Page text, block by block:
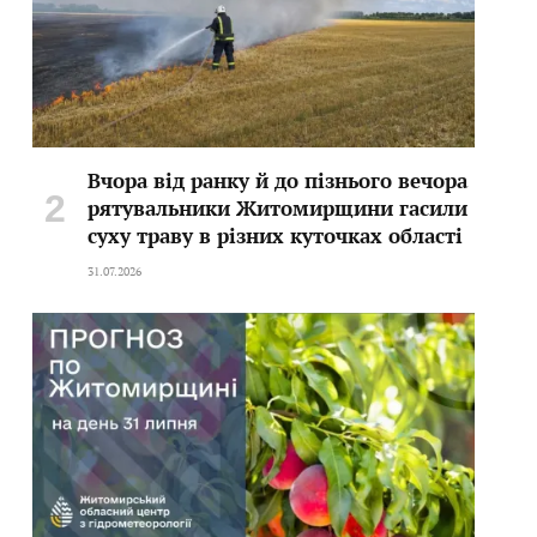
Вчора від ранку й до пізнього вечора
рятувальники Житомирщини гасили
суху траву в різних куточках області
31.07.2026